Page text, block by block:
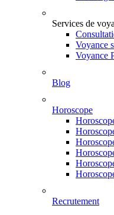
Services de
Voyance
Voyance
Blog
Horoscope
Recrutement